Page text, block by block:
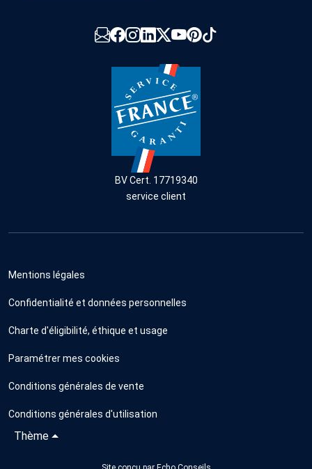
BV Cert. 17719340
service client
Mentions légales
Confidentialité et données personnelles
Charte d'éligibilité, éthique et usage
Paramétrer mes cookies
Conditions générales de vente
Conditions générales d'utilisation
Thème